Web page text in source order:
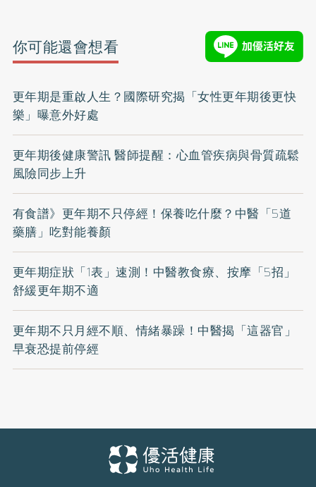
你可能還會想看
更年期是重啟人生？國際研究揭「女性更年期後更快
樂」曝意外好處
更年期後健康警訊 醫師提醒：心血管疾病與骨質疏鬆
風險同步上升
有食譜》更年期不只停經！保養吃什麼？中醫「5道
藥膳」吃對能養顏
更年期症狀「1表」速測！中醫教食療、按摩「5招」
舒緩更年期不適
更年期不只月經不順、情緒暴躁！中醫揭「這器官」
早衰恐提前停經